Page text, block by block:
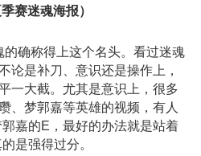
季赛迷魂海报）
确称得上这个名头。看过迷魂
论是补刀、意识还是操作上，
一大截。尤其是意识上，很多
、梦郭嘉等英雄的视频，有人
嘉的E，最好的办法就是站着
是强得过分。